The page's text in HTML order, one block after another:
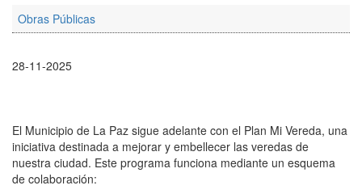
Obras Públicas
28-11-2025
El Municipio de La Paz sigue adelante con el Plan Mi Vereda, una
iniciativa destinada a mejorar y embellecer las veredas de
nuestra ciudad. Este programa funciona mediante un esquema
de colaboración: